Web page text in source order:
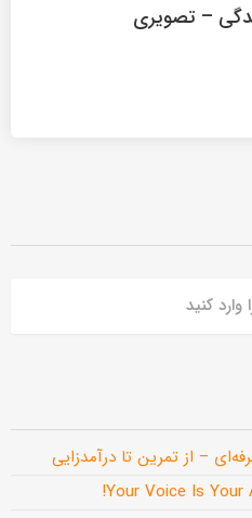
– تصویری
– از تمرین تا درآمدزایی